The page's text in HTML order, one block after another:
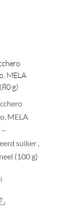
MELA
g)
MELA
suiker ,
(100 g)
Share